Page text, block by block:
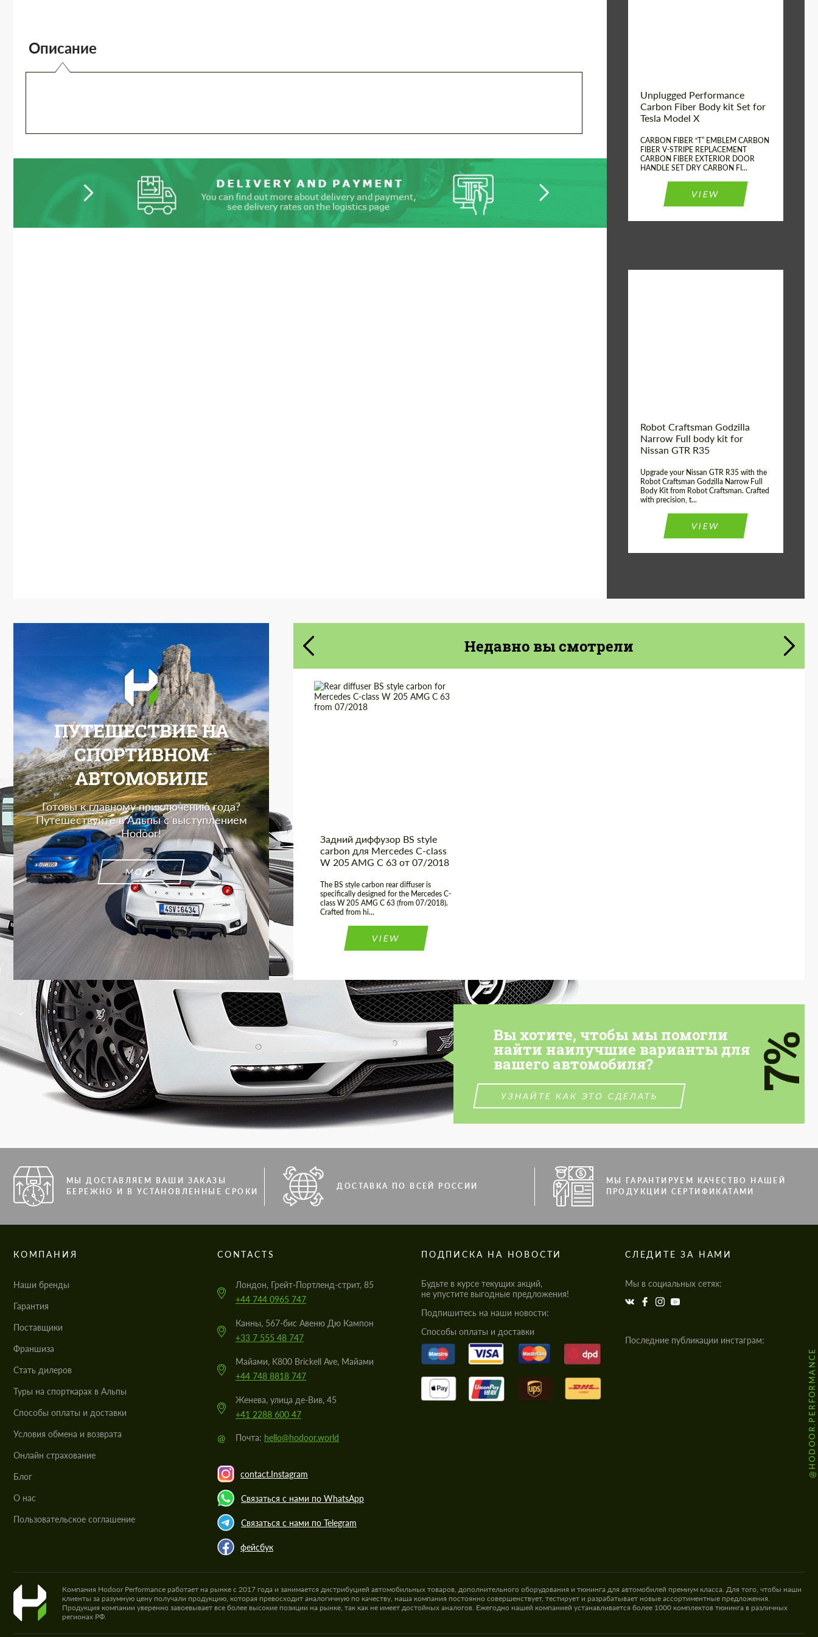
Описание
Unplugged Performance
Carbon Fiber Body kit Set for
Tesla Model X
CARBON FIBER “T” EMBLEM CARBON
FIBER V-STRIPE REPLACEMENT
CARBON FIBER EXTERIOR DOOR
HANDLE SET DRY CARBON FI...
VIEW
Robot Craftsman Godzilla
Narrow Full body kit for
Nissan GTR R35
Upgrade your Nissan GTR R35 with the
Robot Craftsman Godzilla Narrow Full
Body Kit from Robot Craftsman. Crafted
with precision, t...
VIEW
ПУТЕШЕСТВИЕ НА
СПОРТИВНОМ
АВТОМОБИЛЕ
Готовы к главному приключению года?
Путешествуйте в Альпы с выступлением
Hodoor!
MORE
Недавно вы смотрели
Задний диффузор BS style
carbon для Mercedes C-class
W 205 AMG C 63 от 07/2018
The BS style carbon rear diffuser is
specifically designed for the Mercedes C-
class W 205 AMG C 63 (from 07/2018).
Crafted from hi...
VIEW
Вы хотите, чтобы мы помогли
найти наилучшие варианты для
вашего автомобиля?
УЗНАЙТЕ КАК ЭТО СДЕЛАТЬ
7%
МЫ ДОСТАВЛЯЕМ ВАШИ ЗАКАЗЫ
БЕРЕЖНО И В УСТАНОВЛЕННЫЕ СРОКИ
ДОСТАВКА ПО ВСЕЙ РОССИИ
МЫ ГАРАНТИРУЕМ КАЧЕСТВО НАШЕЙ
ПРОДУКЦИИ СЕРТИФИКАТАМИ
КОМПАНИЯ
Наши бренды
Гарантия
Поставщики
Франшиза
Стать дилеров
Туры на спорткарах в Альпы
Cпособы оплаты и доставки
Условия обмена и возврата
Онлайн страхование
Блог
О нас
Пользовательское соглашение
CONTACTS
Лондон, Грейт-Портленд-стрит, 85
+44 744 0965 747
Канны, 567-бис Авеню Дю Кампон
+33 7 555 48 747
Майами, K800 Brickell Ave, Майами
+44 748 8818 747
Женева, улица де-Вив, 45
+41 2288 600 47
@ Почта: hello@hodoor.world
contact.Instagram
Связаться с нами по WhatsApp
Связаться с нами по Telegram
фейсбук
ПОДПИСКА НА НОВОСТИ
Будьте в курсе текущих акций,
не упустите выгодные предложения!
Подпишитесь на наши новости:
Cпособы оплаты и доставки
СЛЕДИТЕ ЗА НАМИ
Мы в социальных сетях:
Последние публикации инстаграм:
@HODOOR.PERFORMANCE
Компания Hodoor Performance работает на рынке с 2017 года и занимается дистрибуцией автомобильных товаров, дополнительного оборудования и тюнинга для автомобилей премиум класса. Для того, чтобы наши
клиенты за разумную цену получали продукцию, которая превосходит аналогичную по качеству, наша компания постоянно совершенствует, тестирует и разрабатывает новые ассортиментные предложения.
Продукция компании уверенно завоевывает все более высокие позиции на рынке, так как не имеет достойных аналогов. Ежегодно нашей компанией устанавливается более 1000 комплектов тюнинга в различных
регионах РФ.
СВЯЖИТЕСЬ СО МНОЙ